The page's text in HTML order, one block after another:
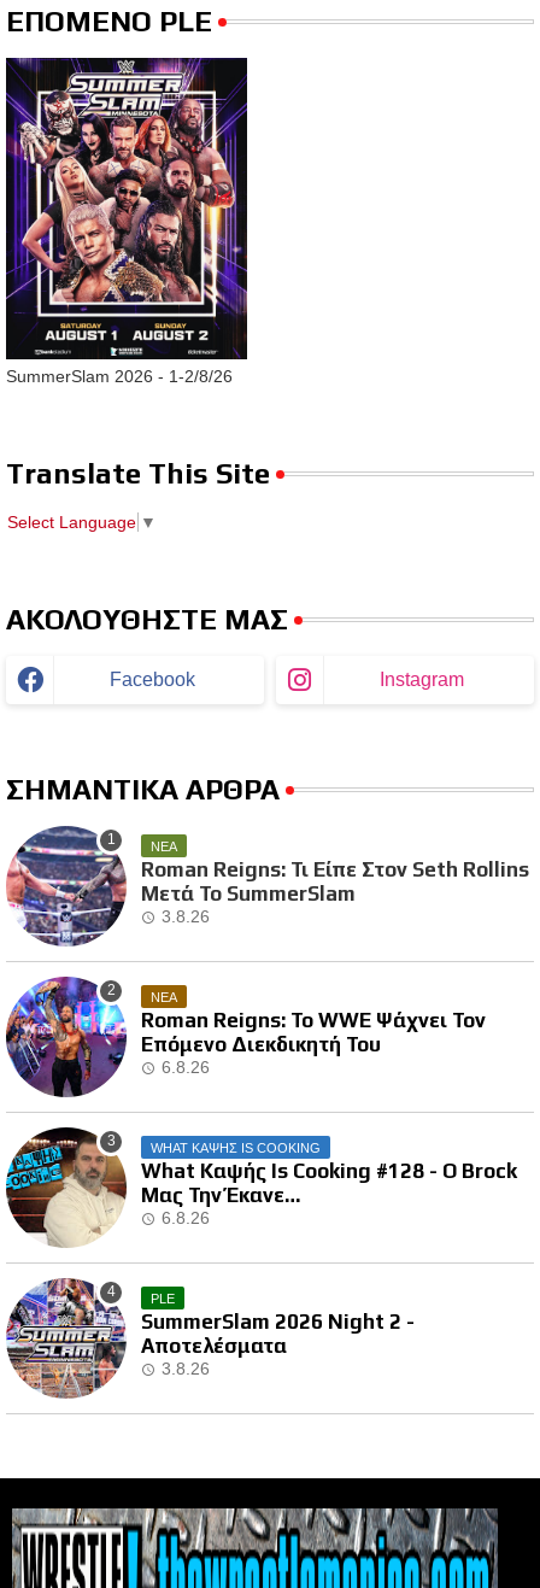
ΕΠΟΜΕΝΟ PLE
SummerSlam 2026 - 1-2/8/26
Translate This Site
Select Language ▼
ΑΚΟΛΟΥΘΗΣΤΕ ΜΑΣ
Facebook Instagram
ΣΗΜΑΝΤΙΚΑ ΑΡΘΡΑ
ΝΕΑ
Roman Reigns: Τι Είπε Στον Seth Rollins
Μετά Το SummerSlam
3.8.26
ΝΕΑ
Roman Reigns: Το WWE Ψάχνει Τον
Επόμενο Διεκδικητή Του
6.8.26
WHAT ΚΑΨΗΣ IS COOKING
What Καψής Is Cooking #128 - Ο Brock
Μας Την Έκανε…
6.8.26
PLE
SummerSlam 2026 Night 2 -
Αποτελέσματα
3.8.26